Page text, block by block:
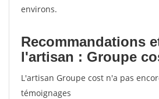
environs.
Recommandations
l'artisan : Groupe
L'artisan Groupe cost n'a pas
témoignages